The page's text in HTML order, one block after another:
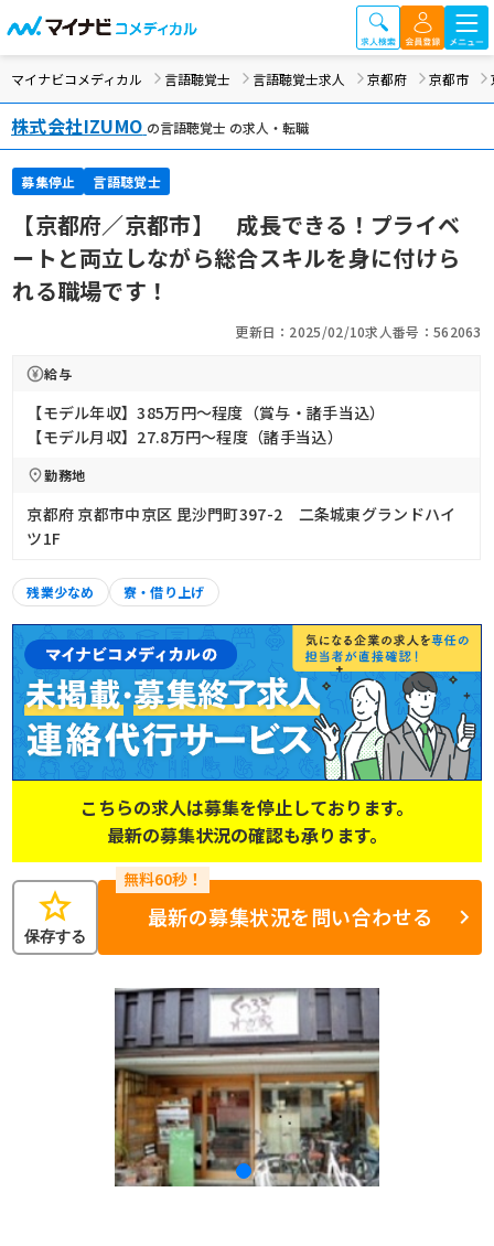
マイナビコメディカル 言語聴覚士 言語聴覚士求人 京都府 京都市
株式会社IZUMO の言語聴覚士 の求人・転職
募集停止 言語聴覚士
【京都府／京都市】 成長できる！プライベ
ートと両立しながら総合スキルを身に付けら
れる職場です！
更新日：2025/02/10求人番号：562063
給与
【モデル年収】385万円〜程度（賞与・諸手当込）
【モデル月収】27.8万円〜程度（諸手当込）
勤務地
京都府 京都市中京区 毘沙門町397-2 二条城東グランドハイ
ツ1F
残業少なめ 寮・借り上げ
こちらの求人は募集を停止しております。
最新の募集状況の確認も承ります。
star
保存する
最新の募集状況を問い合わせる